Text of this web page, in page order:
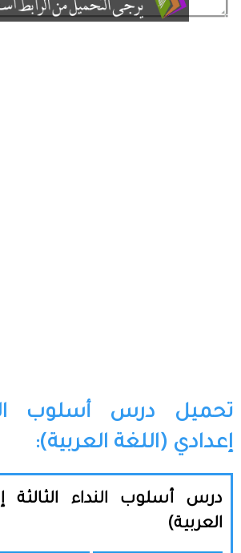
تحميل درس أسلوب
إعدادي (اللغة العربية):
درس أسلوب النداء الثالثة
العربية)